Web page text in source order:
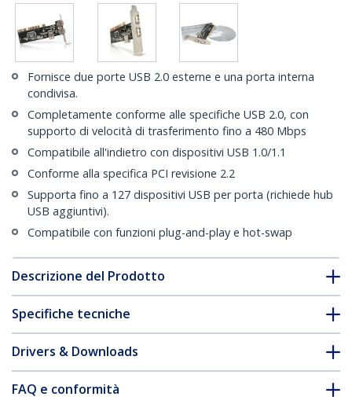
Fornisce due porte USB 2.0 esterne e una porta interna
condivisa.
Completamente conforme alle specifiche USB 2.0, con
supporto di velocità di trasferimento fino a 480 Mbps
Compatibile all'indietro con dispositivi USB 1.0/1.1
Conforme alla specifica PCI revisione 2.2
Supporta fino a 127 dispositivi USB per porta (richiede hub
USB aggiuntivi).
Compatibile con funzioni plug-and-play e hot-swap
Descrizione del Prodotto
Specifiche tecniche
Drivers & Downloads
FAQ e conformità